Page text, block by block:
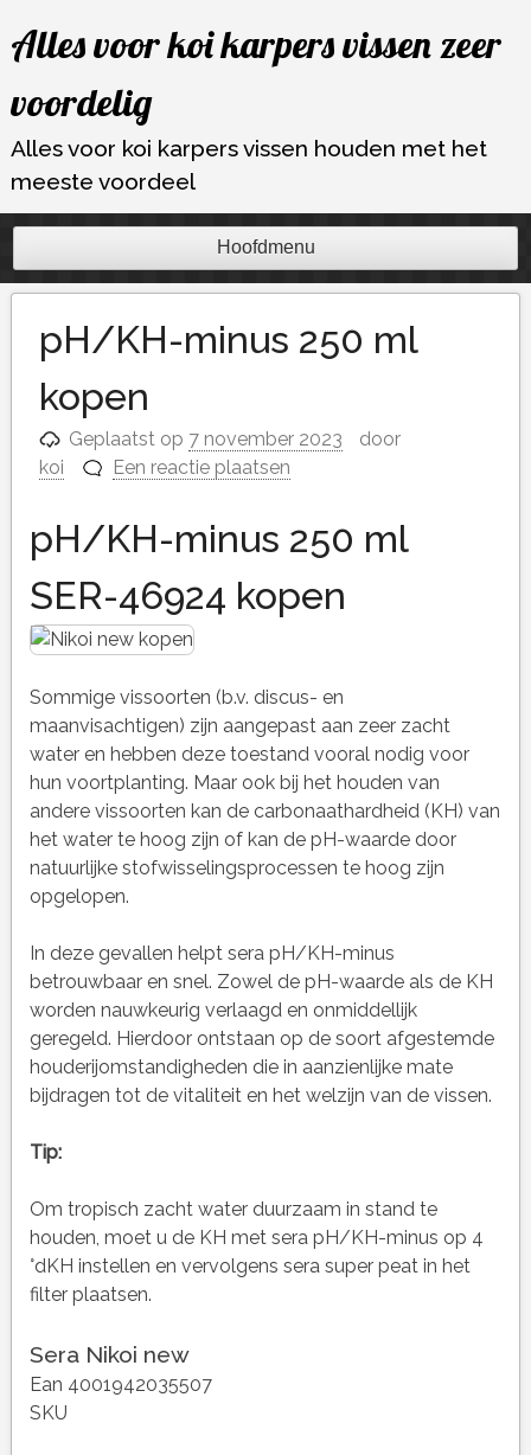
naar
inhoud
Alles voor koi karpers vissen zeer
voordelig
Alles voor koi karpers vissen houden met het
meeste voordeel
Hoofdmenu
pH/KH-minus 250 ml
kopen
Geplaatst op 7 november 2023
door
koi
Een reactie plaatsen
pH/KH-minus 250 ml
SER-46924 kopen
Sommige vissoorten (b.v. discus- en
maanvisachtigen) zijn aangepast aan zeer zacht
water en hebben deze toestand vooral nodig voor
hun voortplanting. Maar ook bij het houden van
andere vissoorten kan de carbonaathardheid (KH) van
het water te hoog zijn of kan de pH-waarde door
natuurlijke stofwisselingsprocessen te hoog zijn
opgelopen.
In deze gevallen helpt sera pH/KH-minus
betrouwbaar en snel. Zowel de pH-waarde als de KH
worden nauwkeurig verlaagd en onmiddellijk
geregeld. Hierdoor ontstaan op de soort afgestemde
houderijomstandigheden die in aanzienlijke mate
bijdragen tot de vitaliteit en het welzijn van de vissen.
Tip:
Om tropisch zacht water duurzaam in stand te
houden, moet u de KH met sera pH/KH-minus op 4
°dKH instellen en vervolgens sera super peat in het
filter plaatsen.
Sera Nikoi new
Ean 4001942035507
SKU